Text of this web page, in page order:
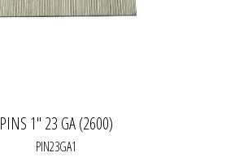
PINS 1" 23 GA (2600)
PIN23GA1